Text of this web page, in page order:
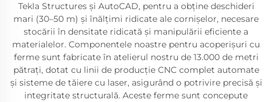
Tekla Structures și AutoCAD, pentru a obține deschideri
mari (30–50 m) și înălțimi ridicate ale cornișelor, necesare
stocării în densitate ridicată și manipulării eficiente a
materialelor. Componentele noastre pentru acoperișuri cu
ferme sunt fabricate în atelierul nostru de 13.000 de metri
pătrați, dotat cu linii de producție CNC complet automate
și sisteme de tăiere cu laser, asigurând o potrivire precisă și
integritate structurală. Aceste ferme sunt concepute